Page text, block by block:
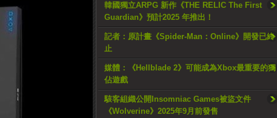
韓國獨立ARPG 新作《THE RELIC The First
Guardian》預計2025 年推出！
記者：原計畫《Spider-Man：Online》開發已終
止
媒體：《Hellblade 2》可能成為Xbox最重要的獨
佔遊戲
駭客組織公開Insomniac Games被盜文件
《Wolverine》2025年9月前發售